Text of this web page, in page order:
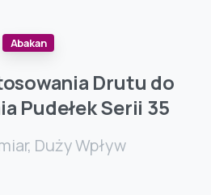
Abakan
Drutu do
PudełekSerii 35
Duży Wpływ